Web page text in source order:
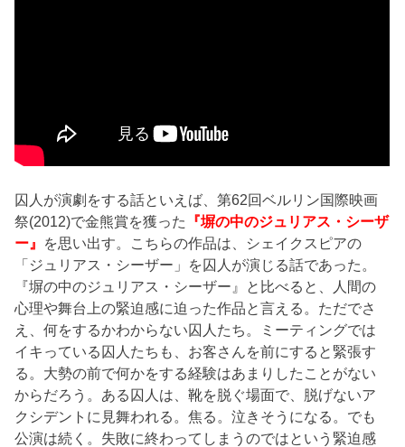
囚人が演劇をする話といえば、第62回ベルリン国際映画
祭(2012)で金熊賞を獲った
『塀の中のジュリアス・シーザ
ー』 を思い出す。こちらの作品は、シェイクスピアの
「ジュリアス・シーザー」を囚人が演じる話であった。
『塀の中のジュリアス・シーザー』と比べると、人間の
心理や舞台上の緊迫感に迫った作品と言える。ただでさ
え、何をするかわからない囚人たち。ミーティングでは
イキっている囚人たちも、お客さんを前にすると緊張す
る。大勢の前で何かをする経験はあまりしたことがない
からだろう。ある囚人は、靴を脱ぐ場面で、脱げないア
クシデントに見舞われる。焦る。泣きそうになる。でも
公演は続く。失敗に終わってしまうのではという緊迫感